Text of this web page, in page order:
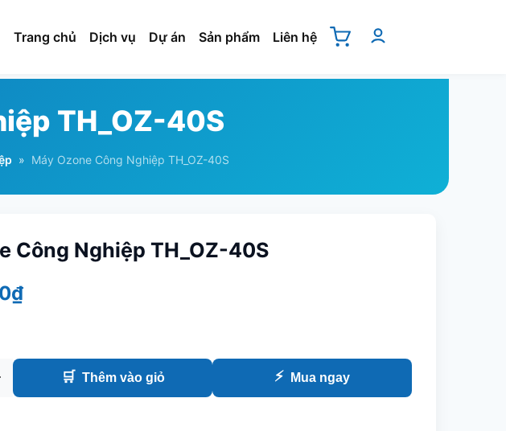
Trang chủ Dịch vụ Dự án Sản phẩm Liên hệ
TH_OZ-40S
» Máy Ozone Công Nghiệp TH_OZ-40S
Công Nghiệp TH_OZ-40S
🛒 Thêm vào giỏ ⚡ Mua ngay